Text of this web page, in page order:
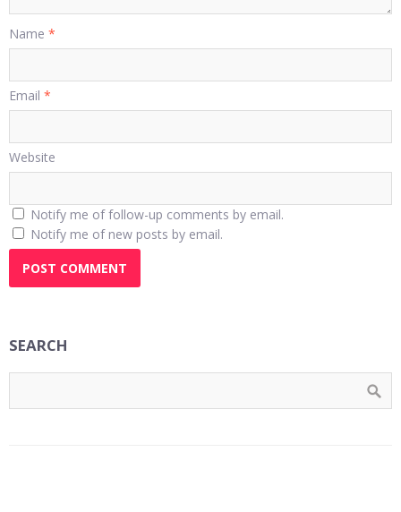
Name *
Email *
Website
Notify me of follow-up comments by email.
Notify me of new posts by email.
SEARCH